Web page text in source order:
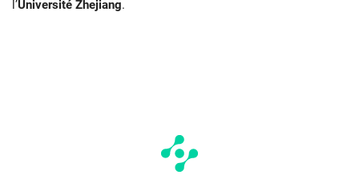
l’Université Zhejiang.